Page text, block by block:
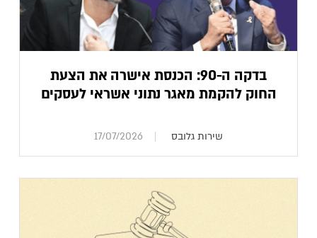
בדקה ה-90: הכנסת אישרה את הצעת
החוק להקמת מאגר נתוני אשראי לעסקים
שירות גלובס 17/07/2026